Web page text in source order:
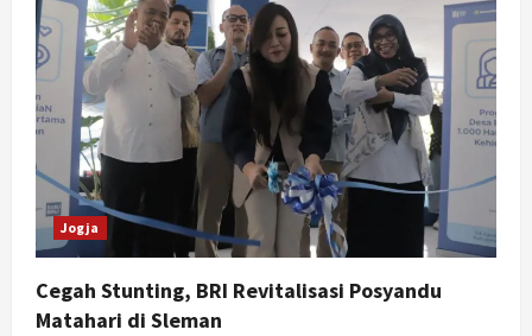
Jogja
Cegah Stunting, BRI Revitalisasi Posyandu
Matahari di Sleman